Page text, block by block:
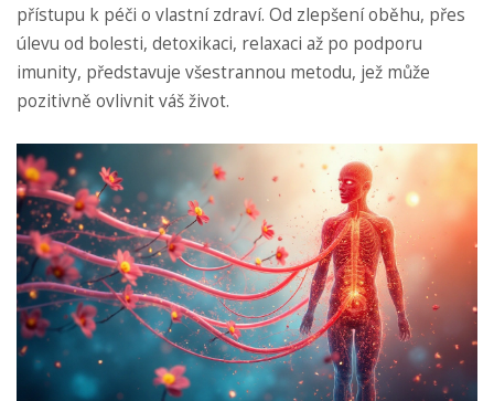
přístupu k péči o vlastní zdraví. Od zlepšení oběhu, přes
úlevu od bolesti, detoxikaci, relaxaci až po podporu
imunity, představuje všestrannou metodu, jež může
pozitivně ovlivnit váš život.